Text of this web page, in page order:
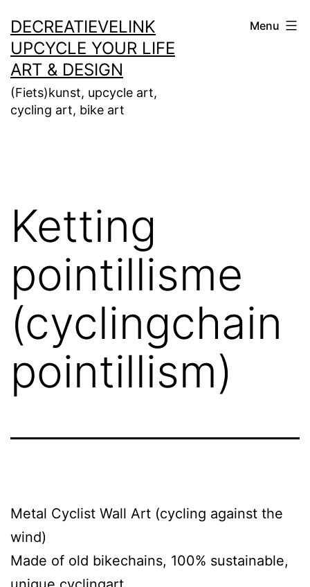
naar
de
inhoud
DECREATIEVELINK
UPCYCLE YOUR LIFE
ART & DESIGN
(Fiets)kunst, upcycle art,
cycling art, bike art
Menu
Ketting
pointillisme
(cyclingchain
pointillism)
Metal Cyclist Wall Art (cycling against the
wind)
Made of old bikechains, 100% sustainable,